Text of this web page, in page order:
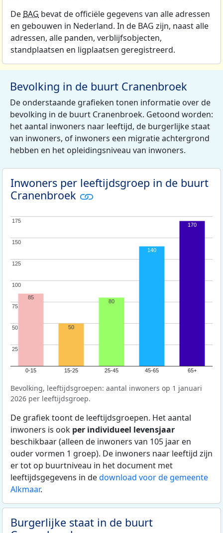
De BAG bevat de officiële gegevens van alle adressen
en gebouwen in Nederland. In de BAG zijn, naast alle
adressen, alle panden, verblijfsobjecten,
standplaatsen en ligplaatsen geregistreerd.
Bevolking in de buurt Cranenbroek
De onderstaande grafieken tonen informatie over de
bevolking in de buurt Cranenbroek. Getoond worden:
het aantal inwoners naar leeftijd, de burgerlijke staat
van inwoners, of inwoners een migratie achtergrond
hebben en het opleidingsniveau van inwoners.
Inwoners per leeftijdsgroep in de buurt
Cranenbroek
0-15 15-25 25-45 45-65 65+
25
25
50
50
75
75
100
100
125
125
150
150
175
175
85
50
80
140
170
Bevolking, leeftijdsgroepen: aantal inwoners op 1 januari
2026 per leeftijdsgroep.
De grafiek toont de leeftijdsgroepen. Het aantal
inwoners is ook per individueel levensjaar
beschikbaar (alleen de inwoners van 105 jaar en
ouder vormen 1 groep). De inwoners naar leeftijd zijn
er tot op buurtniveau in het document met
leeftijdsgegevens in dedownload voor de gemeente
Alkmaar.
Burgerlijke staat in de buurt